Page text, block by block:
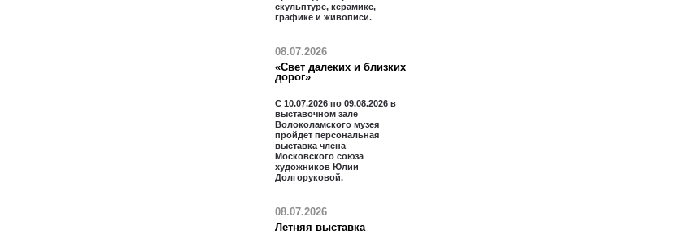
скульптуре, керамике,
графике и живописи.
08.07.2026
«Свет далеких и близких
дорог»
С 10.07.2026 по 09.08.2026 в
выставочном зале
Волоколамского музея
пройдет персональная
выставка члена
Московского союза
художников Юлии
Долгоруковой.
08.07.2026
Летняя выставка